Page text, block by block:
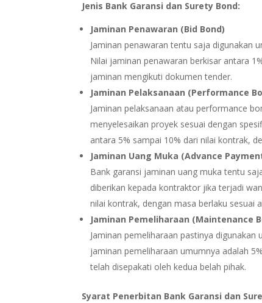
Jenis Bank Garansi dan Surety Bond:
Jaminan Penawaran (Bid Bond)
Jaminan penawaran tentu saja digunakan
Nilai jaminan penawaran berkisar antara
jaminan mengikuti dokumen tender.
Jaminan Pelaksanaan (Performance
Jaminan pelaksanaan atau performance
menyelesaikan proyek sesuai dengan
antara 5% sampai 10% dari nilai kontrak,
Jaminan Uang Muka (Advance
Bank garansi jaminan uang muka tentu
diberikan kepada kontraktor jika terjadi
nilai kontrak, dengan masa berlaku sesuai
Jaminan Pemeliharaan (Maintenance
Jaminan pemeliharaan pastinya
jaminan pemeliharaan umumnya adalah
telah disepakati oleh kedua belah pihak.
Syarat Penerbitan Bank Garansi dan